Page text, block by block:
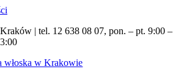
| tel. 12 638 08 07, pon. – pt. 9:00 –